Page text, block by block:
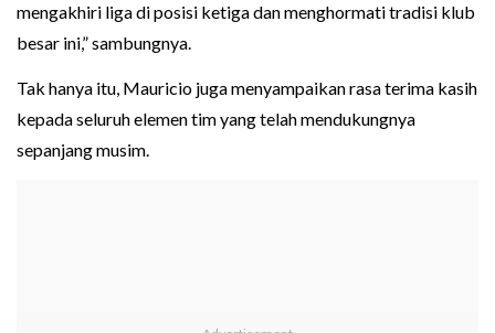
mengakhiri liga di posisi ketiga dan menghormati tradisi klub
besar ini,” sambungnya.
Tak hanya itu, Mauricio juga menyampaikan rasa terima kasih
kepada seluruh elemen tim yang telah mendukungnya
sepanjang musim.